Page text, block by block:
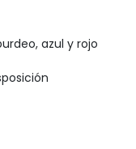
azul y rojo